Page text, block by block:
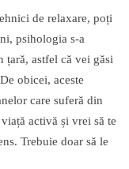
de relaxare, poți
psihologia s-a
astfel că vei găsi
obicei, aceste
care suferă din
activă și vrei să te
Trebuie doar să le